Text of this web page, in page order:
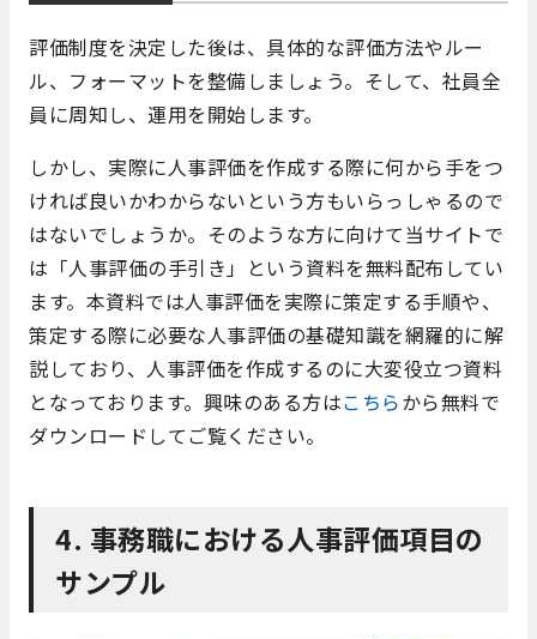
評価制度を決定した後は、具体的な評価方法やルー
ル、フォーマットを整備しましょう。そして、社員全
員に周知し、運用を開始します。
しかし、実際に人事評価を作成する際に何から手をつ
ければ良いかわからないという方もいらっしゃるので
はないでしょうか。そのような方に向けて当サイトで
は「人事評価の手引き」という資料を無料配布してい
ます。本資料では人事評価を実際に策定する手順や、
策定する際に必要な人事評価の基礎知識を網羅的に解
説しており、人事評価を作成するのに大変役立つ資料
となっております。興味のある方はこちらから無料で
ダウンロードしてご覧ください。
4. 事務職における人事評価項目の
サンプル